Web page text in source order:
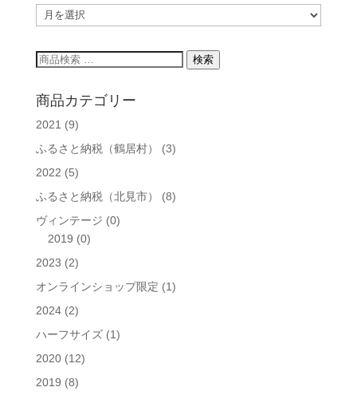
ー
カ
イ
検
対
検索
商品カテゴリー
2021 (9)
ふるさと納税（鶴居村）
(3)
2022 (5)
ふるさと納税（北見市）
(8)
ヴィンテージ (0)
2019 (0)
2023 (2)
オンラインショップ限定 (1)
2024 (2)
ハーフサイズ (1)
2020 (12)
2019 (8)